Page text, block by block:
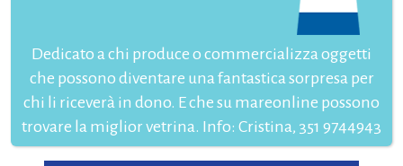
Dedicato a chi produce o commercializza oggetti
che possono diventare una fantastica sorpresa per
chi li riceverà in dono. E che su mareonline possono
trovare la miglior vetrina. Info: Cristina, 351 9744943